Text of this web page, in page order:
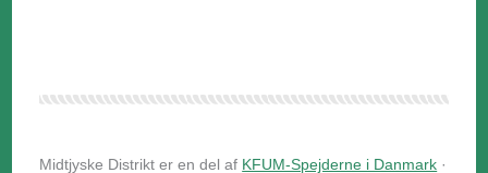
Midtjyske Distrikt er en del af KFUM-Spejderne i Danmark ·